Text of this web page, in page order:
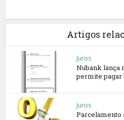
Artigos
Juros
Nubank lança
permite pagar
Juros
Parcelamento